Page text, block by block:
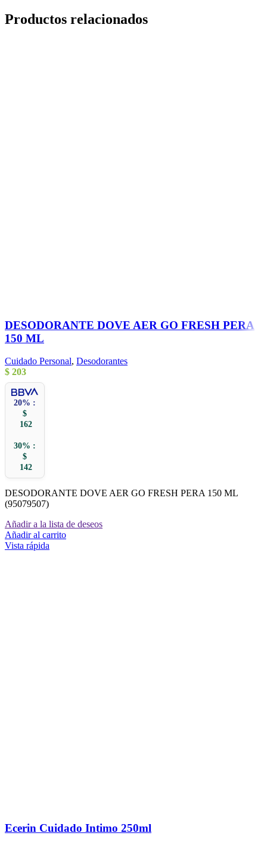
Productos relacionados
DESODORANTE DOVE AER GO FRESH PERA
150 ML
Cuidado Personal, Desodorantes
$ 203
20% :
$
162
30% :
$
142
DESODORANTE DOVE AER GO FRESH PERA 150 ML
(95079507)
Añadir a la lista de deseos
Añadir al carrito
Vista rápida
Ecerin Cuidado Intimo 250ml